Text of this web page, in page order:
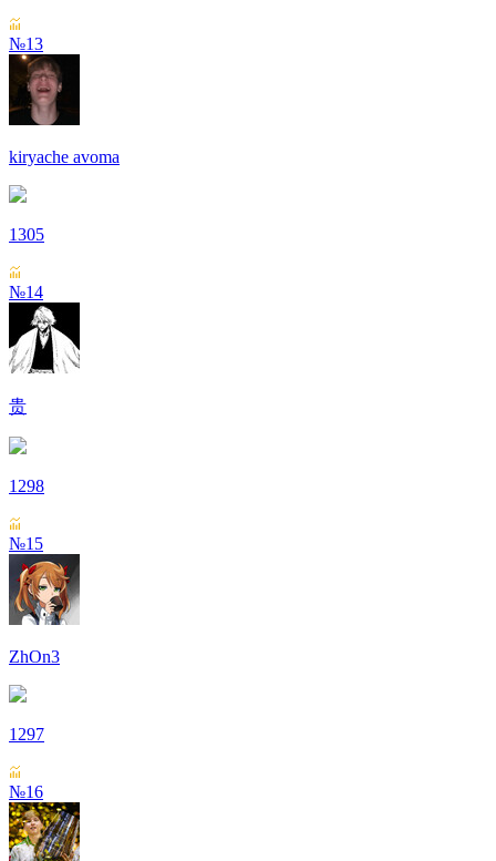
№13
kiryache avoma
1305
№14
贵
1298
№15
ZhOn3
1297
№16